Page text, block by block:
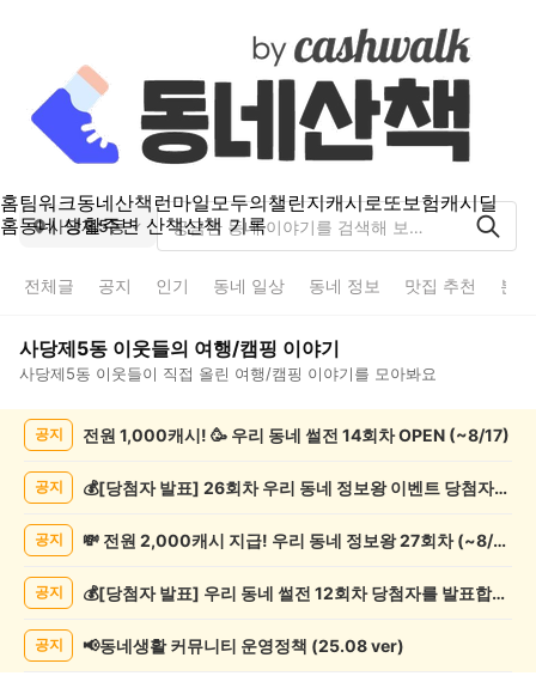
홈팀워크동네산책 런마일모두의챌린지캐시로또보험캐시딜
홈동네 생활주변 산책산책 기록
사당제5동
전체글 공지 인기 동네 일상 동네 정보 맛집 추천 분
사당제5동 이웃들의 여행/캠핑 이야기
사당제5동 이웃들이 직접 올린 여행/캠핑 이야기를 모아봐요
행/
글
공지 전원 1,000캐시! 🥳 우리 동네 썰전 14회차 OPEN (~8/17)
공지 💰[당첨자 발표] 26회차 우리 동네 정보왕 이벤트 당첨자를 발표합니다!
공지 💸 전원 2,000캐시 지급! 우리 동네 정보왕 27회차 (~8/10)
공지 💰[당첨자 발표] 우리 동네 썰전 12회차 당첨자를 발표합니다!
공지 📢동네생활 커뮤니티 운영정책 (25.08 ver)